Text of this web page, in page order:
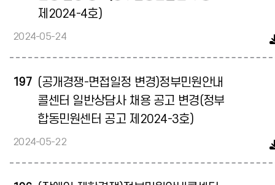
제2024-4호)
2024-05-24
197 (공개경쟁-면접일정 변경)정부민원안내
콜센터 일반상담사 채용 공고 변경(정부
합동민원센터 공고 제2024-3호)
2024-05-22